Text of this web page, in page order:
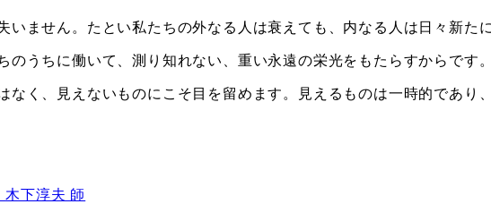
ません。たとい私たちの外なる人は衰えても、内なる人は日々新た
うちに働いて、測り知れない、重い永遠の栄光をもたらすからです。
く、見えないものにこそ目を留めます。見えるものは一時的であり
木下淳夫 師